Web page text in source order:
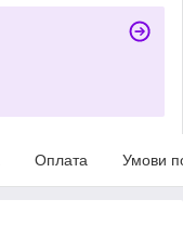
Оплата Умови